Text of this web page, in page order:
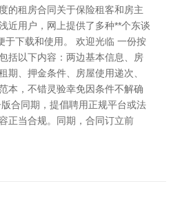
的租房合同关于保险租客和房主
近用户，网上提供了多种**个东谈
于下载和使用。 欢迎光临 一份按
括以下内容：两边基本信息、房
期、押金条件、房屋使用递次、
本，不错灵验幸免因条件不解确
合同期，提倡聘用正规平台或法
正当合规。同期，合同订立前